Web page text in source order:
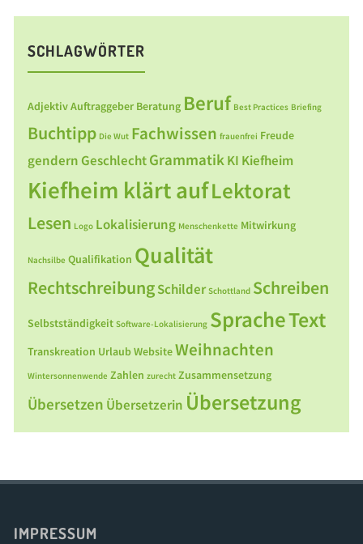
SCHLAGWÖRTER
AdjektivAuftraggeber Beratung Beruf Best Practices Briefing
Buchtipp Die Wut Fachwissen frauenfrei Freude
gendern GeschlechtGrammatik KI Kiefheim
Kiefheim klärt aufLektorat
Lesen Logo Lokalisierung Menschenkette Mitwirkung
Nachsilbe Qualifikation Qualität
RechtschreibungSchilder Schottland Schreiben
Selbstständigkeit Software-Lokalisierung SpracheText
Transkreation UrlaubWebsiteWeihnachten
Wintersonnenwende Zahlen zurecht Zusammensetzung
Übersetzen Übersetzerin Übersetzung
IMPRESSUM